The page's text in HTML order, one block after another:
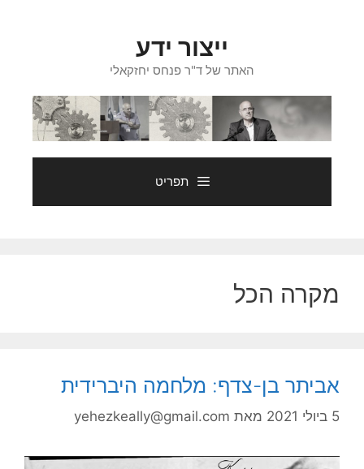
ייצור ידע
האתר של ד"ר פנחס יחזקאלי
תפריט
מקרה הכל
אביתר בן-צדף: מלחמה היברידית
5 ביולי 2021 מאת yehezkeally@gmail.com